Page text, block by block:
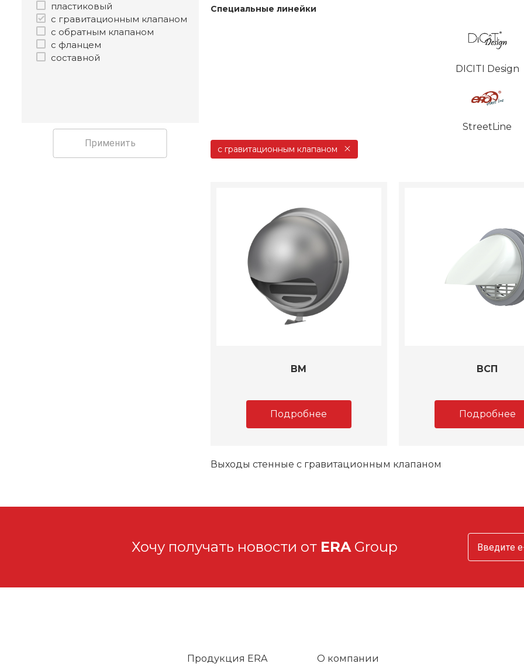
пластиковый
с гравитационным клапаном
с обратным клапаном
с фланцем
составной
Применить
Специальные линейки
DICITI Design
StreetLine
с гравитационным клапаном
ВМ
Подробнее
ВСП
Подробнее
Выходы стенные с гравитационным клапаном
Хочу получать новости от ERAGroup
Продукция ERA О компании